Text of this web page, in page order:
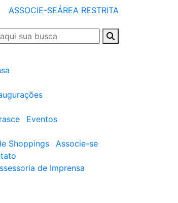
ASSOCIE-SEÁREA RESTRITA
Eventos
Shoppings
Associe-se
de Imprensa